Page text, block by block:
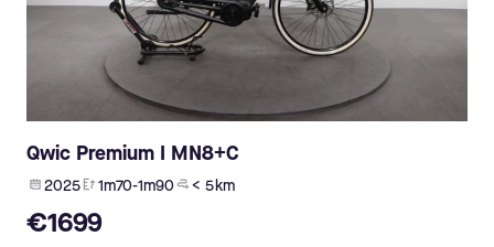
Qwic Premium I MN8+C
2025 1m70-1m90 < 5 km
€1699